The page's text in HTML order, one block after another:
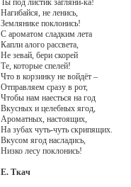
Нагибайся, не ленись,
Землянике поклонись!
С ароматом сладким лета
Капли алого рассвета,
Не зевай, бери скорей
Те, которые спелей!
Что в корзинку не войдёт –
Отправляем сразу в рот,
Чтобы нам наесться на год
Вкусных и целебных ягод,
Ароматных, настоящих,
На зубах чуть-чуть скрипящих.
Вкусом ягод насладись,
Низко лесу поклонись!
Е. Ткач